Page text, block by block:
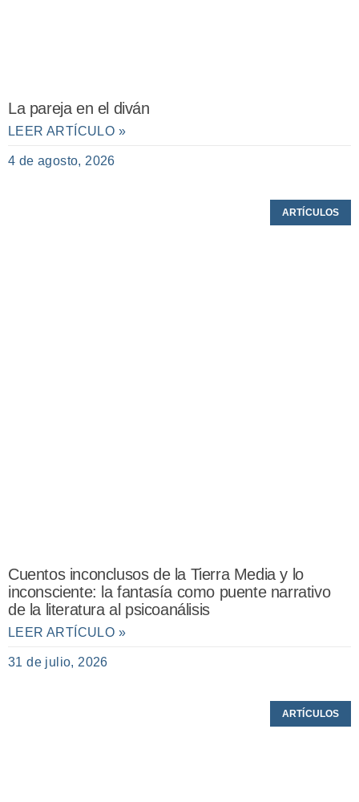
La pareja en el diván
LEER ARTÍCULO »
4 de agosto, 2026
ARTÍCULOS
Cuentos inconclusos de la Tierra Media y lo
inconsciente: la fantasía como puente narrativo
de la literatura al psicoanálisis
LEER ARTÍCULO »
31 de julio, 2026
ARTÍCULOS